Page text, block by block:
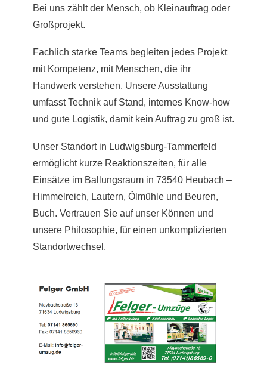
Bei uns zählt der Mensch, ob Kleinauftrag oder
Großprojekt.
Fachlich starke Teams begleiten jedes Projekt
mit Kompetenz, mit Menschen, die ihr
Handwerk verstehen. Unsere Ausstattung
umfasst Technik auf Stand, internes Know-how
und gute Logistik, damit kein Auftrag zu groß ist.
Unser Standort in Ludwigsburg-Tammerfeld
ermöglicht kurze Reaktionszeiten, für alle
Einsätze im Ballungsraum in 73540 Heubach –
Himmelreich, Lautern, Ölmühle und Beuren,
Buch. Vertrauen Sie auf unser Können und
unsere Philosophie, für einen unkomplizierten
Standortwechsel.